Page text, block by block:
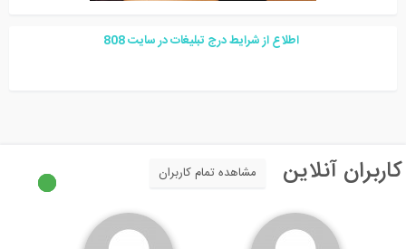
اطلاع از شرایط درج تبلیغات در سایت 808
آنلاین مشاهده تمام کاربران